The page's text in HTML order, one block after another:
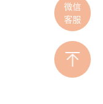
微信
客服